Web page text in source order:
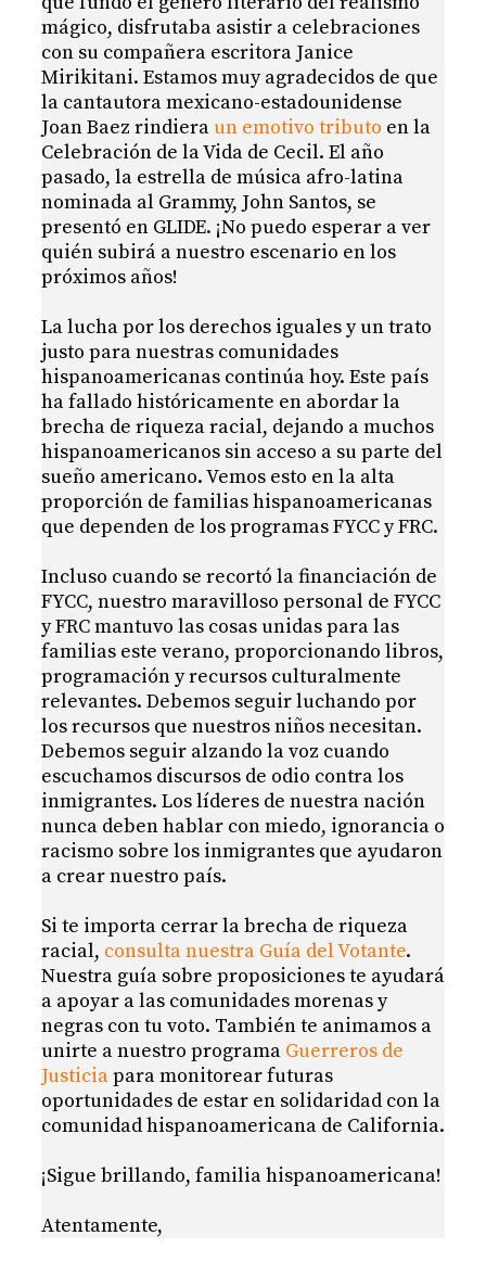
mágico, disfrutaba asistir a celebraciones
con su compañera escritora Janice
Mirikitani. Estamos muy agradecidos de que
la cantautora mexicano-estadounidense
Joan Baez rindiera un emotivo tributo en la
Celebración de la Vida de Cecil. El año
pasado, la estrella de música afro-latina
nominada al Grammy, John Santos, se
presentó en GLIDE. ¡No puedo esperar a ver
quién subirá a nuestro escenario en los
próximos años!
La lucha por los derechos iguales y un trato
justo para nuestras comunidades
hispanoamericanas continúa hoy. Este país
ha fallado históricamente en abordar la
brecha de riqueza racial, dejando a muchos
hispanoamericanos sin acceso a su parte del
sueño americano. Vemos esto en la alta
proporción de familias hispanoamericanas
que dependen de los programas FYCC y FRC.
Incluso cuando se recortó la financiación de
FYCC, nuestro maravilloso personal de FYCC
y FRC mantuvo las cosas unidas para las
familias este verano, proporcionando libros,
programación y recursos culturalmente
relevantes. Debemos seguir luchando por
los recursos que nuestros niños necesitan.
Debemos seguir alzando la voz cuando
escuchamos discursos de odio contra los
inmigrantes. Los líderes de nuestra nación
nunca deben hablar con miedo, ignorancia o
racismo sobre los inmigrantes que ayudaron
a crear nuestro país.
Si te importa cerrar la brecha de riqueza
racial, consulta nuestra Guía del Votante.
Nuestra guía sobre proposiciones te ayudará
a apoyar a las comunidades morenas y
negras con tu voto. También te animamos a
unirte a nuestro programa Guerreros de
Justiciapara monitorear futuras
oportunidades de estar en solidaridad con la
comunidad hispanoamericana de California.
¡Sigue brillando, familia hispanoamericana!
Atentamente,